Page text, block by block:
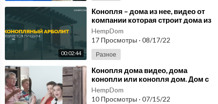
00:02:44
⁣Конопля – дома из нее, видео от
компании которая строит дома из
конопли по всей России
HEMPDOM.ru
HempDom
17 Просмотры · 08/17/22
Разное
⁣Конопля дома видео, дома
конопли или конопля дом. Дом с
конопли, строительства дома из
конопли!
HempDom
10 Просмотры · 07/15/22